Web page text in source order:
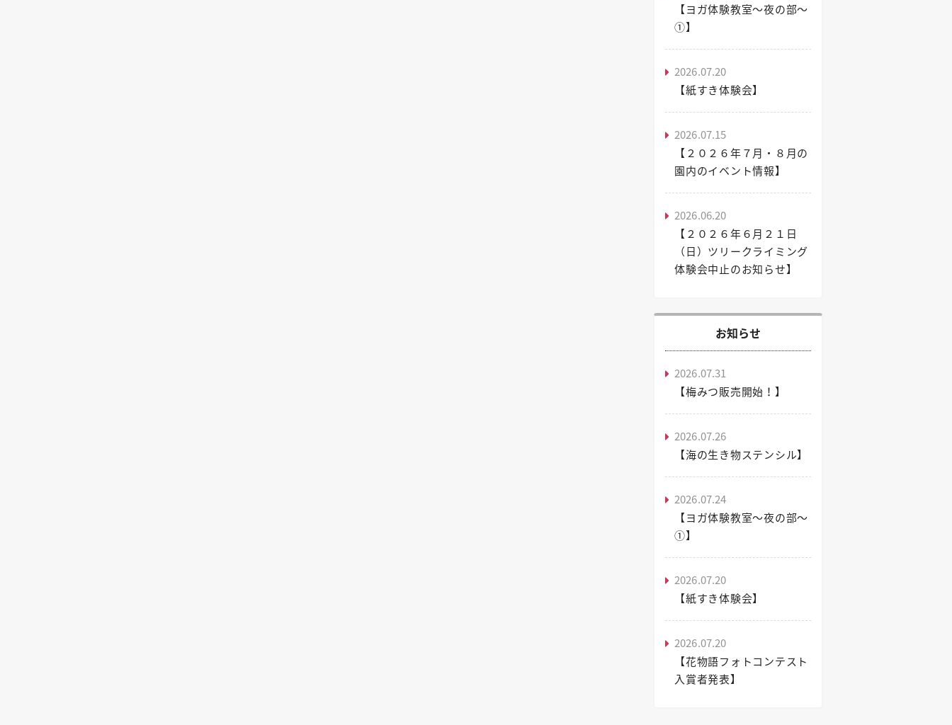
【ヨガ体験教室～夜の部～
①】
2026.07.20
【紙すき体験会】
2026.07.15
【２０２６年７月・８月の
園内のイベント情報】
2026.06.20
【２０２６年６月２１日
（日）ツリークライミング
体験会中止のお知らせ】
お知らせ
2026.07.31
【梅みつ販売開始！】
2026.07.26
【海の生き物ステンシル】
2026.07.24
【ヨガ体験教室～夜の部～
①】
2026.07.20
【紙すき体験会】
2026.07.20
【花物語フォトコンテスト
入賞者発表】